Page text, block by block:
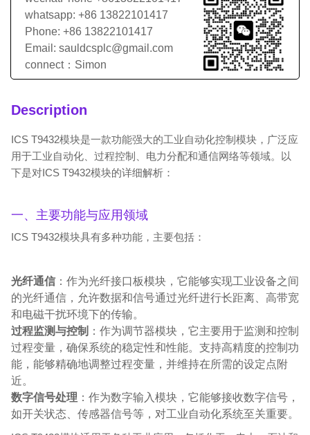
whatsapp: +86 13822101417
Phone: +86 13822101417
Email: sauldcsplc@gmail.com
connect：Simon
Description
ICS T9432模块是一款功能强大的工业自动化控制模块，广泛应
用于工业自动化、过程控制、电力分配和通信网络等领域。以
下是对ICS T9432模块的详细解析：
一、主要功能与应用领域
ICS T9432模块具有多种功能，主要包括：
光纤通信 ：作为光纤接口板模块，它能够实现工业设备之间
的光纤通信，允许数据和信号通过光纤进行长距离、高带宽
和电磁干扰环境下的传输。
过程监测与控制 ：作为调节器模块，它主要用于监测和控制
过程变量，确保系统的稳定性和性能。支持高精度的控制功
能，能够精确地调整过程变量，并维持在所需的设定点附
近。
数字信号处理 ：作为数字输入模块，它能够接收数字信号，
如开关状态、传感器信号等，对工业自动化系统至关重要。